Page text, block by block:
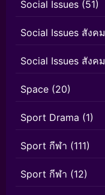
Social Issues (51)
Social Issues สังคม
Social Issues สังคม
Space (20)
Sport Drama (1)
Sport กีฬา (111)
Sport กีฬา (12)